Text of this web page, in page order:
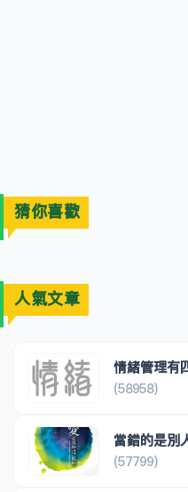
猜你喜歡
人氣文章
情緒管理有
(58958)
當錯的是別
(57799)